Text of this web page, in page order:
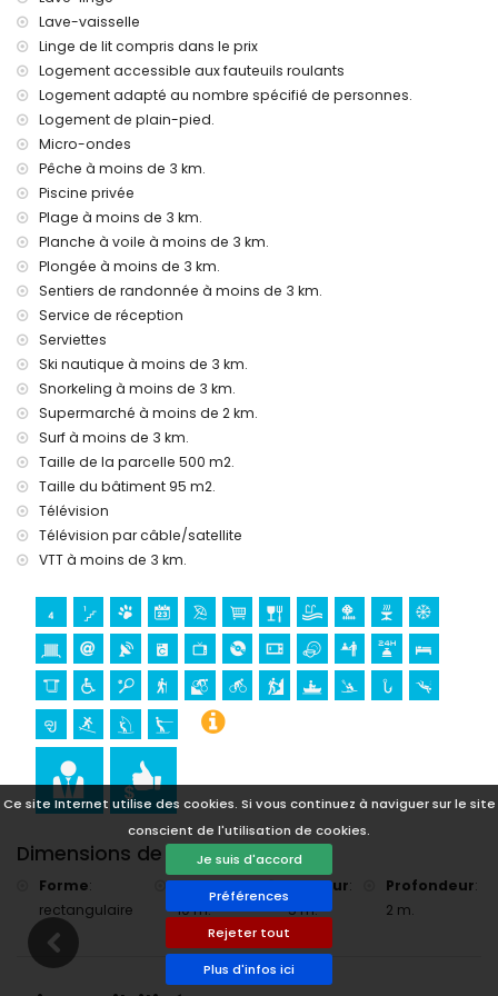
Ce site Internet utilise des cookies. Si vous continuez à naviguer sur le site
conscient de l'utilisation de cookies.
Je suis d'accord
Préférences
Rejeter tout
Plus d'infos ici
Chauffage par air et climatisation
Installations et services avec supplément
Lit supplémentaire et lits/couffins pour enfants (sur
demande)
Divertissements et activités de loisirs pour vos vacances à
Jávea, Costa Blanca
Bar (à moins de 5 kilomètres de la maison)
Sites touristiques et culture à Jávea, Costa Blanca
Musée (Pueblo Histórico, Jávea), église (San Bartolomé,
Jávea), ruine (Pueblo Histórico, Jávea), monument (Pueblo
Histórico, Jávea), bâtiment architectural (Pueblo Histórico,
Jávea), lieu historique (Pueblo Histórico et Jávea) (à moins
de 10 kilomètres de l'hébergement)
Château (Portal de la Vila et Denia) (à moins de 25
kilomètres de l'hébergement)
Sports
Tennis (à moins de 1000 mètres de la maison)
Randonnée, VTT, cyclisme, escalade, canoë, kayak, pêche,
plongée, snorkeling, surf, planche à voile et ski nautique (à
moins de 5 kilomètres de la maison)
Golf (Club de Golf de Jávea) et équitation (à moins de 10
kilomètres de la maison)
Lave-vaisselle
Linge de lit compris dans le prix
Logement accessible aux fauteuils roulants
Logement adapté au nombre spécifié de personnes.
Logement de plain-pied.
Micro-ondes
Pêche à moins de 3 km.
Piscine privée
Plage à moins de 3 km.
Planche à voile à moins de 3 km.
Plongée à moins de 3 km.
Sentiers de randonnée à moins de 3 km.
Service de réception
Serviettes
Ski nautique à moins de 3 km.
Snorkeling à moins de 3 km.
Supermarché à moins de 2 km.
Surf à moins de 3 km.
Taille de la parcelle 500 m2.
Taille du bâtiment 95 m2.
Télévision
Télévision par câble/satellite
VTT à moins de 3 km.
Dimensions de la piscine
Forme:
rectangulaire
Longueur:
10 m.
Largeur:
5 m.
Profondeur:
2 m.